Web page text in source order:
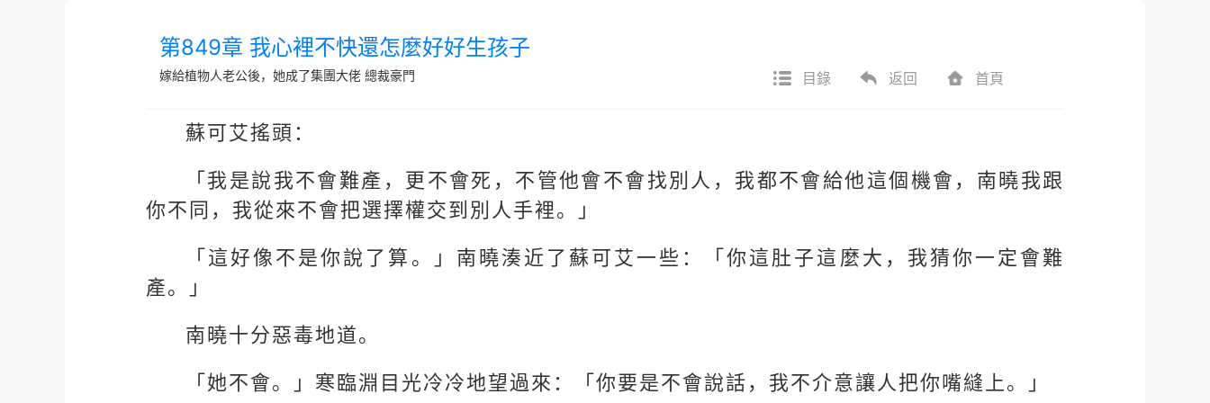
第849章 我心裡不快還怎麼好好生孩子
嫁給植物人老公後，她成了集團大佬 總裁豪門 目錄 返回 首頁
蘇可艾搖頭：
「我是說我不會難產，更不會死，不管他會不會找別人，我都不會給他這個機會，南曉我跟
你不同，我從來不會把選擇權交到別人手裡。」
「這好像不是你說了算。」南曉湊近了蘇可艾一些：「你這肚子這麼大，我猜你一定會難
產。」
南曉十分惡毒地道。
「她不會。」寒臨淵目光冷冷地望過來：「你要是不會說話，我不介意讓人把你嘴縫上。」